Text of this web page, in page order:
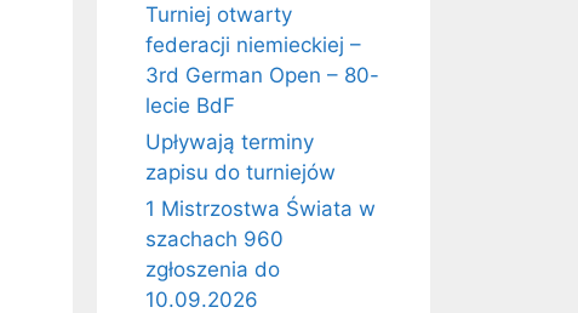
Turniej otwarty
federacji niemieckiej –
3rd German Open – 80-
lecie BdF
Upływają terminy
zapisu do turniejów
1 Mistrzostwa Świata w
szachach 960
zgłoszenia do
10.09.2026